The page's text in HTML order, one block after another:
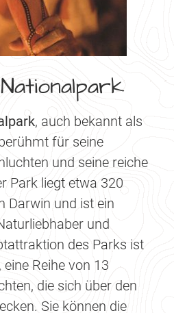
, auch bekannt als
für seine
und seine reiche
Park liegt etwa 320
Darwin und ist ein
und
des Parks ist
, eine Reihe von 13
die sich über den
Sie können die